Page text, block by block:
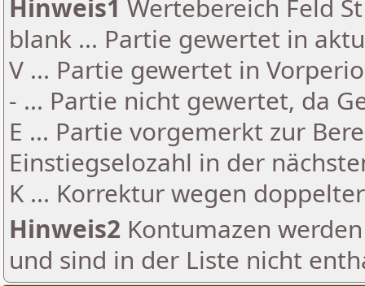
Hinweis1 Wertebereich Feld
blank ... Partie gewertet in
V ... Partie gewertet in
- ... Partie nicht gewertet, da
E ... Partie vorgemerkt zur
Einstiegselozahl in der
K ... Korrektur wegen
Hinweis2 Kontumazen
und sind in der Liste nicht